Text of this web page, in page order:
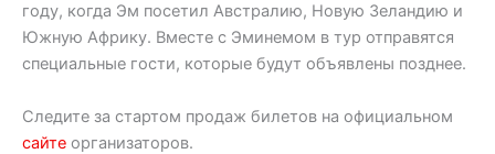
году, когда Эм посетил Австралию, Новую Зеландию и
Южную Африку. Вместе с Эминемом в тур отправятся
специальные гости, которые будут объявлены позднее.
Следите за стартом продаж билетов на официальном
сайте организаторов.